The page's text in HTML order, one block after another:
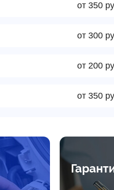
от 350
от 300
от 200
от 350